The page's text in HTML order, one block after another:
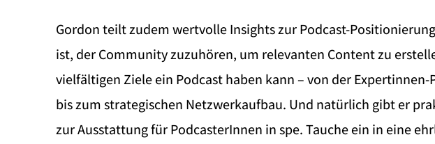
Gordon teilt zudem wertvolle Insights zur Podcast-
ist, der Community zuzuhören, um relevanten Content zu
vielfältigen Ziele ein Podcast haben kann – von der
bis zum strategischen Netzwerkaufbau. Und natürlich gibt er
zur Ausstattung für PodcasterInnen in spe. Tauche ein in eine